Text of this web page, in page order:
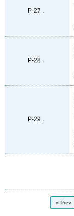
P-27．
P-28．
P-29．
« Prev